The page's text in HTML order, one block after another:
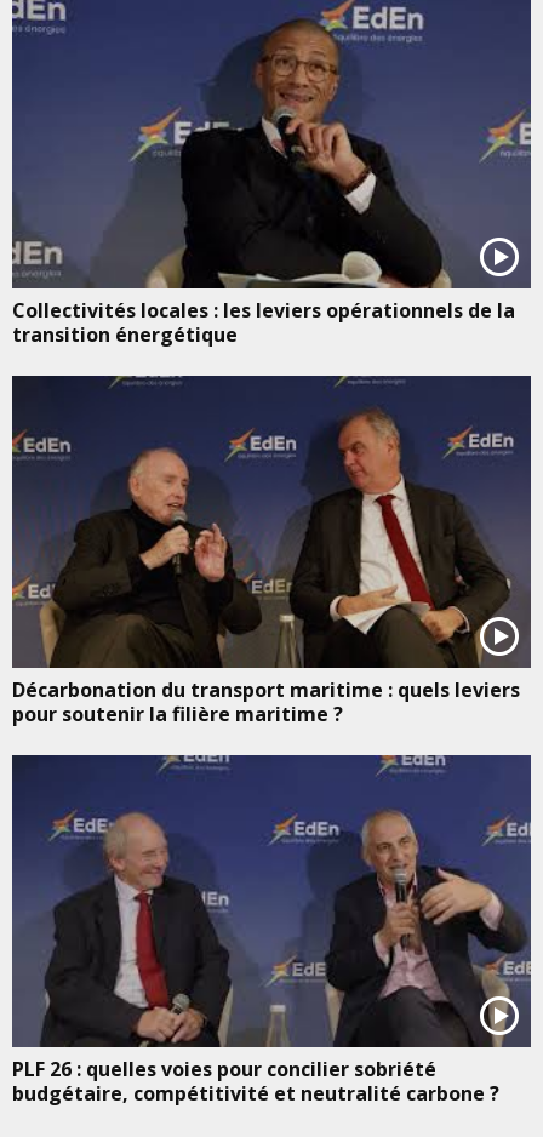
Collectivités locales : les leviers opérationnels de la
transition énergétique
Décarbonation du transport maritime : quels leviers
pour soutenir la filière maritime ?
PLF 26 : quelles voies pour concilier sobriété
budgétaire, compétitivité et neutralité carbone ?